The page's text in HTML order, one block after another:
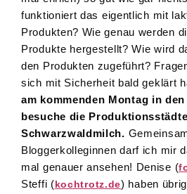
funktioniert das eigentlich mit
Produkten? Wie genau werden
Produkte hergestellt? Wie wird
den Produkten zugeführt?
sich mit Sicherheit bald geklärt
am kommenden Montag in
besuche die
Schwarzwaldmilch.
Bloggerkolleginnen darf ich mir
mal genauer ansehen! Denise (
Steffi (kochtrotz.de) haben